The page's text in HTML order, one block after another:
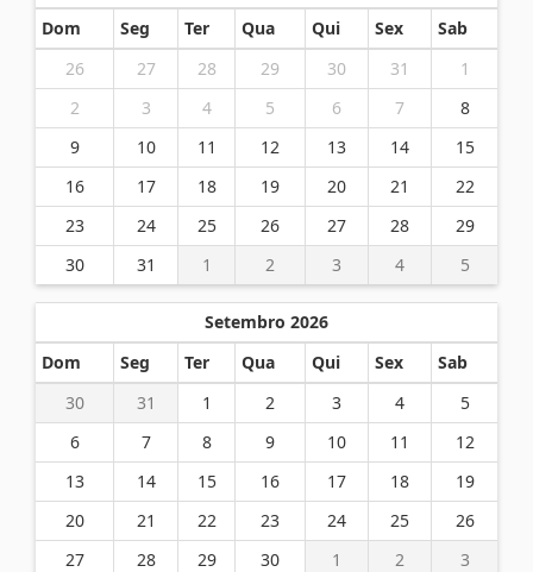
Dom
Seg Ter Qua Qui Sex
Sab
26
27 28 29 30 31
1
2
3 4 5 6 7
8
9
10 11 12 13 14
15
16
17 18 19 20 21
22
23
24 25 26 27 28
29
30
31 1 2 3 4 5
Setembro 2026
Dom
Seg Ter Qua Qui Sex
Sab
30
31 1 2 3 4
5
6
7 8 9 10 11
12
13
14 15 16 17 18
19
20
21 22 23 24 25
26
27
28 29 30 1 2 3